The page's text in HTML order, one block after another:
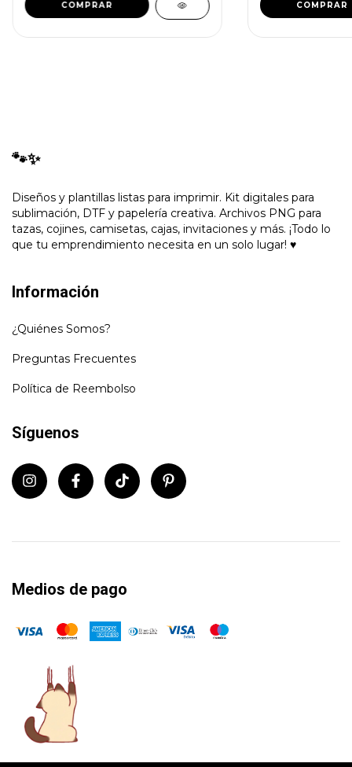
🐾✨
Diseños y plantillas listas para imprimir. Kit digitales para
sublimación, DTF y papelería creativa. Archivos PNG para
tazas, cojines, camisetas, cajas, invitaciones y más. ¡Todo lo
que tu emprendimiento necesita en un solo lugar! ♥
Información
¿Quiénes Somos?
Preguntas Frecuentes
Política de Reembolso
Síguenos
Medios de pago